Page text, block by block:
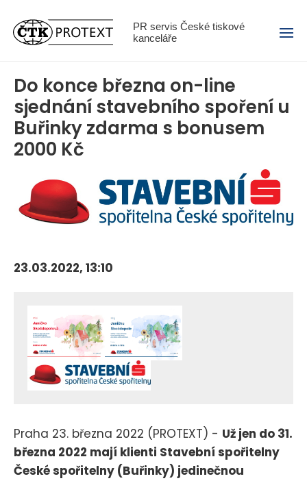
PR servis České tiskové
kanceláře
Menu
Do konce března on-line
sjednání stavebního spoření u
Buřinky zdarma s bonusem
2000 Kč
23.03.2022, 13:10
Praha 23. března 2022 (PROTEXT) - Už jen do 31.
března 2022 mají klienti Stavební spořitelny
České spořitelny (Buřinky) jedinečnou